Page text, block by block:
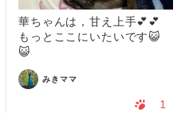
華ちゃんは，甘え上手💕💕
もっとここにいたいです😺
😺
みきママ
1